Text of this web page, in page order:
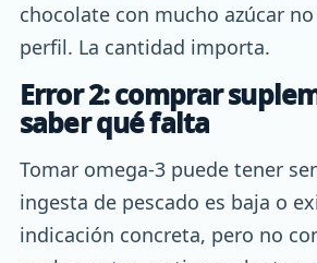
chocolate con mucho azúcar
perfil. La cantidad importa.
Error 2: comprar
saber qué falta
Tomar omega-3 puede tener
ingesta de pescado es baja o
indicación concreta, pero no